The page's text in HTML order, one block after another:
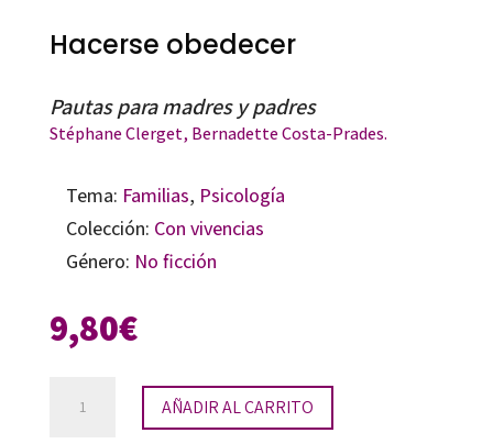
Hacerse obedecer
Pautas para madres y padres
Stéphane Clerget, Bernadette Costa-Prades.
Tema: Familias, Psicología
Colección: Con vivencias
Género: No ficción
9,80€
AÑADIR AL CARRITO